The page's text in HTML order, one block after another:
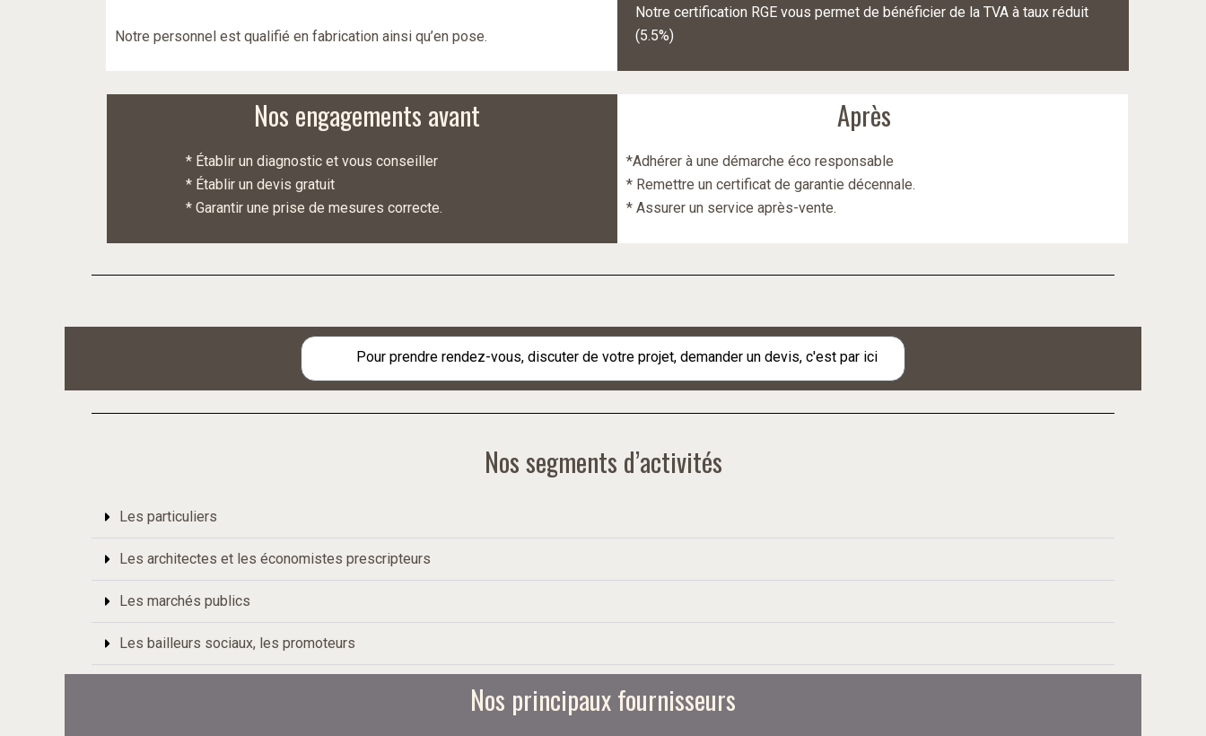
Notre personnel est qualifié en fabrication ainsi qu’en pose.
Notre certification RGE vous permet de bénéficier de la TVA à taux réduit
(5.5%)
Nos engagements avant
* Établir un diagnostic et vous conseiller
* Établir un devis gratuit
* Garantir une prise de mesures correcte.
Après
*Adhérer à une démarche éco responsable
* Remettre un certificat de garantie décennale.
* Assurer un service après-vente.
Pour prendre rendez-vous, discuter de votre projet, demander un devis, c'est par ici
Nos segments d’activités
Les particuliers
Les architectes et les économistes prescripteurs
Les marchés publics
Les bailleurs sociaux, les promoteurs
Nos principaux fournisseurs